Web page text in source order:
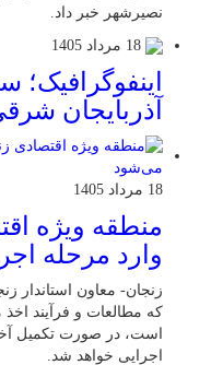
نصیرشهر خبر داد.
18 مرداد 1405
آذربایجان
18 مرداد 1405
منطقه ویژه
وارد مرحله
زنجان- معاون استاندار
که مطالعات و فرآیند
است، در صورت تکمیل
اجرایی خواهد شد.